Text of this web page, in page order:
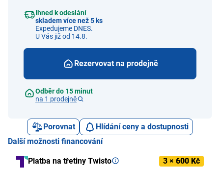
Ihned k odeslání
skladem více než 5 ks
Expedujeme DNES.
U Vás již od 14.8.
Rezervovat na prodejně
Odběr do 15 minut
na 1 prodejně
Porovnat
Hlídání ceny a dostupnosti
Další možnosti financování
Platba na třetiny Twisto 3 × 600 Kč